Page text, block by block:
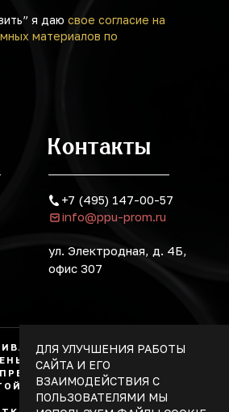
я даю свое согласие на
материалов по
Контакты
+7 (495) 147-00-57
info@ppu-prom.ru
ул. Электродная, д. 4Б,
офис 307
АЛЕКСАНДРОВИЧ, 2026.
КОПИРОВАНИЕ БЕЗ
НЕ ЯВЛЯЕТСЯ
ДЛЯ УЛУЧШЕНИЯ РАБОТЫ
САЙТА И ЕГО
ВЗАИМОДЕЙСТВИЯ С
ПОЛЬЗОВАТЕЛЯМИ МЫ